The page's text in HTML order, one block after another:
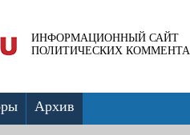
ИНФОРМАЦИОННЫЙ САЙТ
ПОЛИТИЧЕСКИХ
Архив